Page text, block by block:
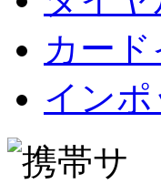
カード
イン